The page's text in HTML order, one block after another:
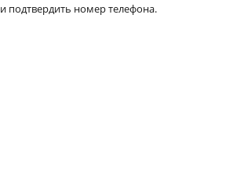
и подтвердить номер телефона.